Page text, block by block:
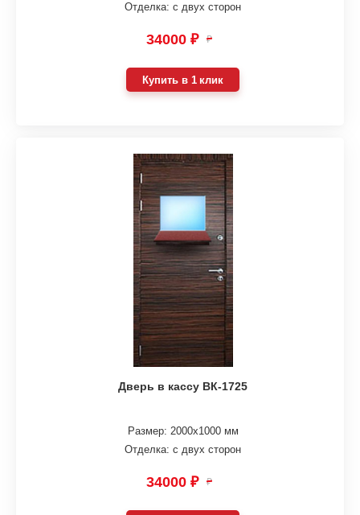
Отделка: с двух сторон
34000 ₽ ₽
Купить в 1 клик
Дверь в кассу ВК-1725
Размер: 2000х1000 мм
Отделка: с двух сторон
34000 ₽ ₽